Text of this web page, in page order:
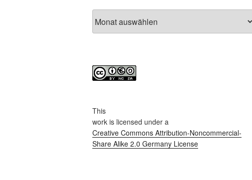
This
workis licensed under a
Creative Commons Attribution-Noncommercial-
Share Alike 2.0 Germany License